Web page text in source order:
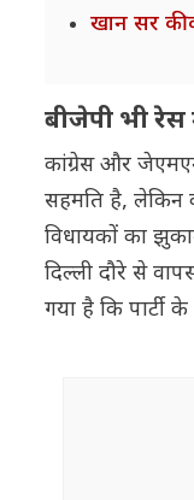
खान सर की
बीजेपी भी
कांग्रेस और
सहमति है, लेकिन
विधायकों का
दिल्ली दौरे से
गया है कि पार्टी